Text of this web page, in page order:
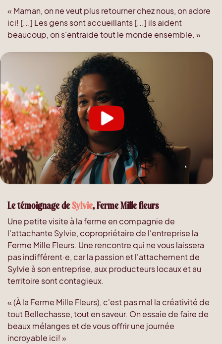
« Maman, on ne veut plus retourner chez nous, on adore
ici! [...] Les gens sont accueillants [...] ils aident
beaucoup, on s'entraide tout le monde ensemble. »
Le témoignage deSylvie, Ferme Mille fleurs
Une petite visite à la ferme en compagnie de
l'attachante Sylvie, copropriétaire de l'entreprise la
Ferme Mille Fleurs. Une rencontre qui ne vous laissera
pas indifférent·e, car la passion et l'attachement de
Sylvie à son entreprise, aux producteurs locaux et au
territoire sont contagieux.
« (À la Ferme Mille Fleurs), c'est pas mal la créativité de
tout Bellechasse, tout en saveur. On essaie de faire de
beaux mélanges et de vous offrir une journée
incroyable ici! »